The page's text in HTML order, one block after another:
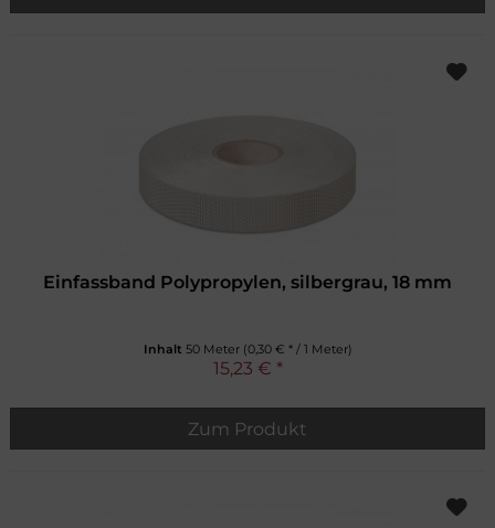
Einfassband Polypropylen, silbergrau, 18 mm
Inhalt 50 Meter (0,30 € * / 1 Meter)
15,23 € *
Zum Produkt